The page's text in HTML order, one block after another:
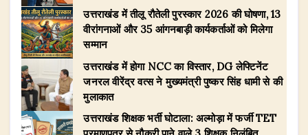
उत्तराखंड में तीलू रौतेली पुरस्कार 2026 की घोषणा, 13
वीरांगनाओं और 35 आंगनबाड़ी कार्यकर्ताओं को मिलेगा
सम्मान
उत्तराखंड में होगा NCC का विस्तार, DG लेफ्टिनेंट
जनरल वीरेंद्र वत्स ने मुख्यमंत्री पुष्कर सिंह धामी से की
मुलाकात
उत्तराखंड शिक्षक भर्ती घोटाला: अल्मोड़ा में फर्जी TET